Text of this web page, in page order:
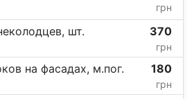
грн
шт. 370
грн
на фасадах, м.пог. 180
грн